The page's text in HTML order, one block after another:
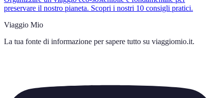
preservare il nostro pianeta. Scopri i nostri 10 consigli pratici.
Viaggio Mio
La tua fonte di informazione per sapere tutto su viaggiomio.it.